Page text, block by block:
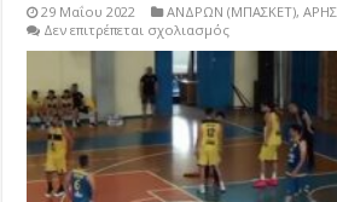
29 Μαΐου 2022 ΑΝΔΡΩΝ (ΜΠΑΣΚΕΤ),
Δεν επιτρέπεται σχολιασμόςστο
με
επική
ανατροπή
ο
Άρης
Σύρου
(Βίντεο)